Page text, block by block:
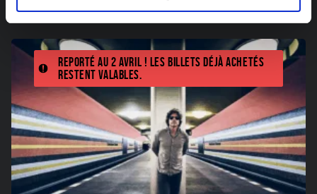
Reporté au 2 avril ! Les billets déjà achetés
restent valables.